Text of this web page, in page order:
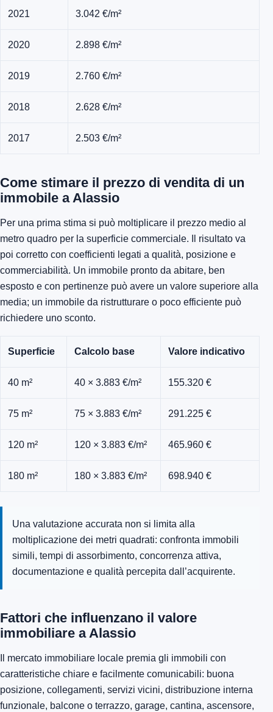
2021 3.042 €/m²
2020 2.898 €/m²
2019 2.760 €/m²
2018 2.628 €/m²
2017 2.503 €/m²
Come stimare il prezzo di vendita di un
immobile a Alassio
Per una prima stima si può moltiplicare il prezzo medio al
metro quadro per la superficie commerciale. Il risultato va
poi corretto con coefficienti legati a qualità, posizione e
commerciabilità. Un immobile pronto da abitare, ben
esposto e con pertinenze può avere un valore superiore alla
media; un immobile da ristrutturare o poco efficiente può
richiedere uno sconto.
Superficie Calcolo base Valore indicativo
40 m² 40 × 3.883 €/m² 155.320 €
75 m² 75 × 3.883 €/m² 291.225 €
120 m² 120 × 3.883 €/m² 465.960 €
180 m² 180 × 3.883 €/m² 698.940 €
Una valutazione accurata non si limita alla
moltiplicazione dei metri quadrati: confronta immobili
simili, tempi di assorbimento, concorrenza attiva,
documentazione e qualità percepita dall’acquirente.
Fattori che influenzano il valore
immobiliare a Alassio
Il mercato immobiliare locale premia gli immobili con
caratteristiche chiare e facilmente comunicabili: buona
posizione, collegamenti, servizi vicini, distribuzione interna
funzionale, balcone o terrazzo, garage, cantina, ascensore,